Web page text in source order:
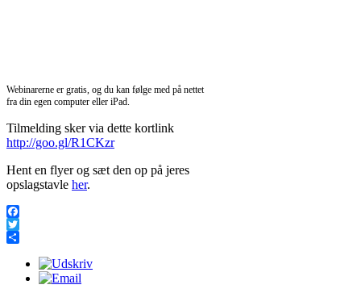
Webinarerne er gratis, og du kan følge med på nettet
fra din egen computer eller iPad.
Tilmelding sker via dette kortlink
http://goo.gl/R1CKzr
Hent en flyer og sæt den op på jeres
opslagstavle her.
Facebook
Twitter